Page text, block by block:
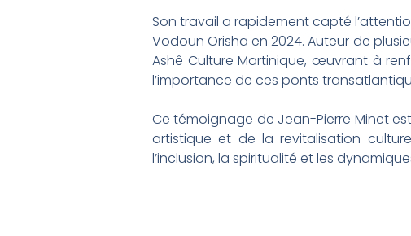
Son travail a rapidement capté
Vodoun Orisha en 2024. Auteur de
Ashê Culture Martinique, œuvrant à
l’importance de ces ponts
Ce témoignage de Jean-Pierre Minet
artistique et de la revitalisation
l’inclusion, la spiritualité et les